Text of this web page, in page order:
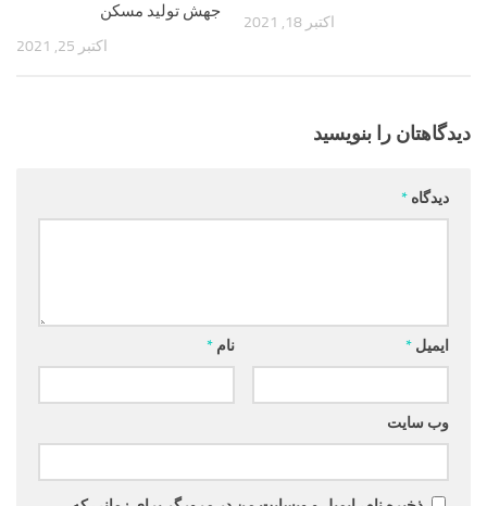
جهش تولید مسکن
اکتبر 25, 2021
اکتبر 18, 2021
دیدگاهتان را بنویسید
دیدگاه *
نام * ایمیل *
وب‌ سایت